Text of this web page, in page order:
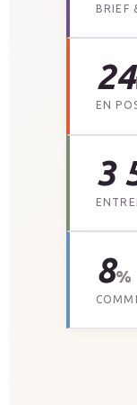
BRIEF
24
EN
3
8%